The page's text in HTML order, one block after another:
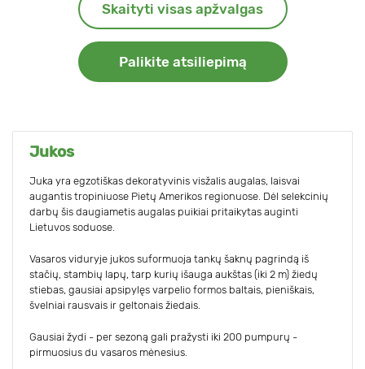
Skaityti visas apžvalgas
Palikite atsiliepimą
Jukos
Juka yra egzotiškas dekoratyvinis visžalis augalas, laisvai
augantis tropiniuose Pietų Amerikos regionuose. Dėl selekcinių
darbų šis daugiametis augalas puikiai pritaikytas auginti
Lietuvos soduose.
Vasaros viduryje jukos suformuoja tankų šaknų pagrindą iš
stačių, stambių lapų, tarp kurių išauga aukštas (iki 2 m) žiedų
stiebas, gausiai apsipylęs varpelio formos baltais, pieniškais,
švelniai rausvais ir geltonais žiedais.
Gausiai žydi - per sezoną gali pražysti iki 200 pumpurų -
pirmuosius du vasaros mėnesius.